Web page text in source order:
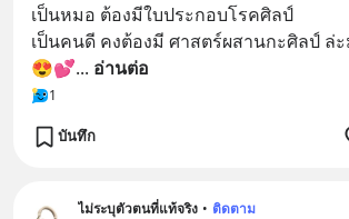
เป็นหมอ ต้องมีใบประกอบโรคศิลป์
เป็นคนดี คงต้องมี ศาสตร์ผสานกะศิลป์ ล่
😍💕... อ่านต่อ
1
บันทึก
ไม่ระบุตัวตนที่แท้จริง • ติดตาม